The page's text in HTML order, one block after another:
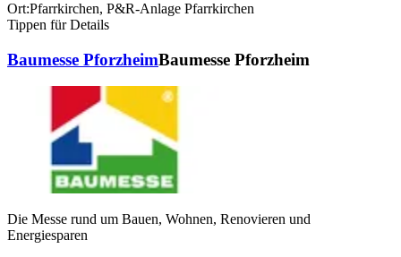
Ort:Pfarrkirchen, P&R-Anlage Pfarrkirchen
Tippen für Details
Baumesse PforzheimBaumesse Pforzheim
Die Messe rund um Bauen, Wohnen, Renovieren und
Energiesparen